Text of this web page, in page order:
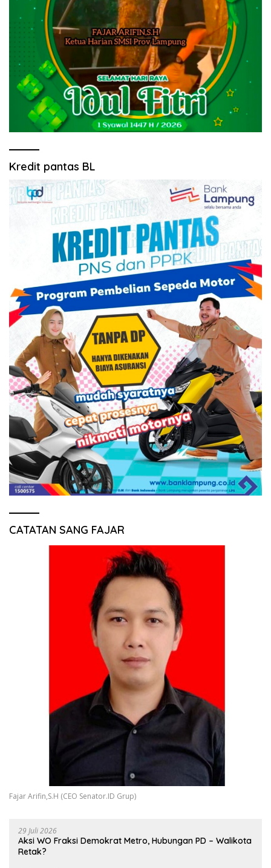
Kredit pantas BL
CATATAN SANG FAJAR
Fajar Arifin,S.H (CEO Senator.ID Grup)
29 Juli 2026
Aksi WO Fraksi Demokrat Metro, Hubungan PD – Walikota
Retak?